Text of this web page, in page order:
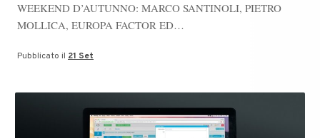
WEEKEND D’AUTUNNO: MARCO SANTINOLI, PIETRO
MOLLICA, EUROPA FACTOR ED…
Pubblicato il 21 Set